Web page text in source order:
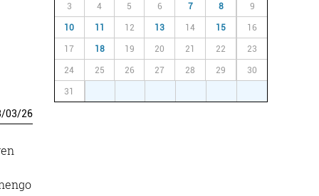
/03/26
3 4 5 6 7 8 9
10 11 12 13 14 15 16
17 18 19 20 21 22 23
24 25 26 27 28 29 30
31